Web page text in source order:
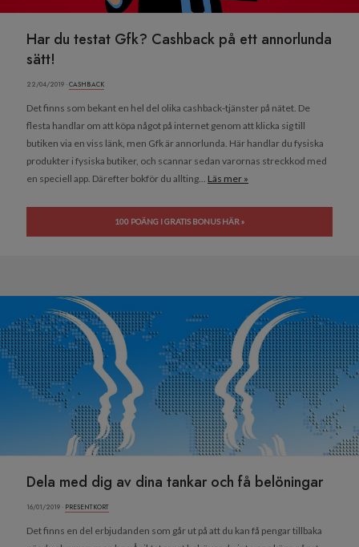
Har du testat Gfk? Cashback på ett annorlunda
sätt!
22/04/2019 ·CASHBACK
Det finns som bekant en hel del olika cashback-tjänster på nätet. De
flesta handlar om att köpa något på internet genom att klicka sig till
butiken via en viss länk, men Gfk är annorlunda. Här handlar du fysiska
produkter i fysiska butiker, och scannar sedan varornas streckkod med
en speciell app. Därefter bokför du allting... Läs mer »
100 POÄNG I GRATIS BONUS HÄR »
Dela med dig av dina tankar och få belöningar
16/01/2019 · PRESENTKORT
Det finns en del erbjudanden som går ut på att du kan få pengar tillbaka